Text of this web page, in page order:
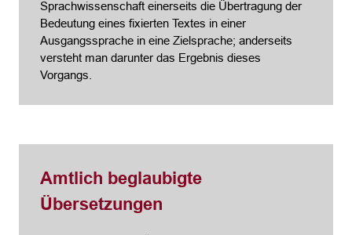
Sprachwissenschaft einerseits die Übertragung der
Bedeutung eines fixierten Textes in einer
Ausgangssprache in eine Zielsprache; anderseits
versteht man darunter das Ergebnis dieses
Vorgangs.
Amtlich beglaubigte
Übersetzungen